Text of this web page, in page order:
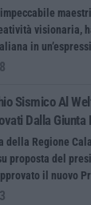
visionaria,
in
Sismico Al
Dalla Giunta
della Regione
proposta del
il nuovo